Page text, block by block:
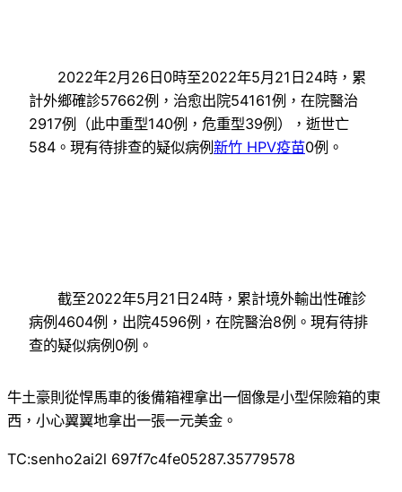
2022年2月26日0時至2022年5月21日24時，累
計外鄉確診57662例，治愈出院54161例，在院醫治
2917例（此中重型140例，危重型39例），逝世亡
584。現有待排查的疑似病例新竹 HPV疫苗0例。
截至2022年5月21日24時，累計境外輸出性確診
病例4604例，出院4596例，在院醫治8例。現有待排
查的疑似病例0例。
牛土豪則從悍馬車的後備箱裡拿出一個像是小型保險箱的東
西，小心翼翼地拿出一張一元美金。
TC:senho2ai2l 697f7c4fe05287.35779578